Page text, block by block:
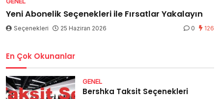
Yeni Abonelik Seçenekleri ile Fırsatlar Yakalayın
Seçenekleri 25 Haziran 2026 0 126
En Çok Okunanlar
GENEL
Bershka Taksit Seçenekleri